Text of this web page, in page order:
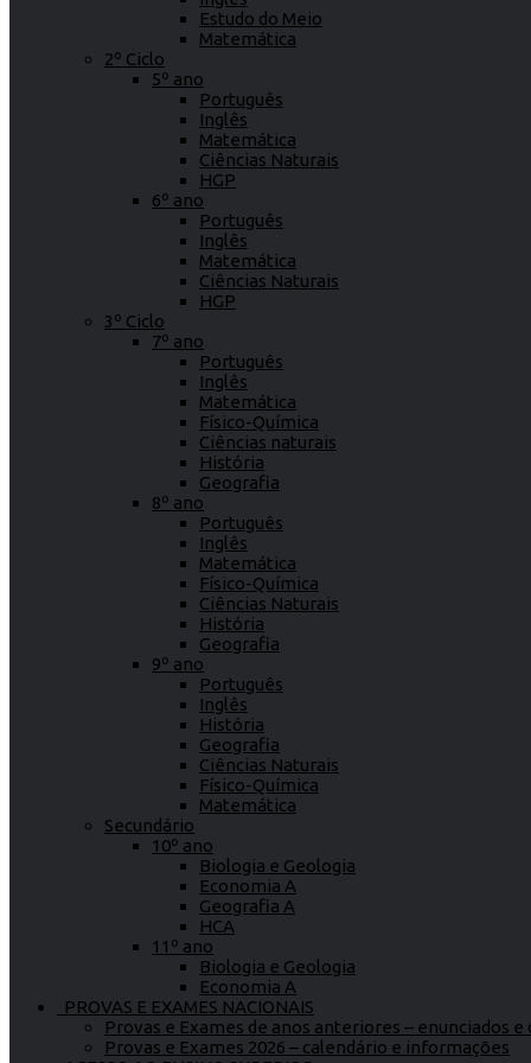
Estudo do Meio
Matemática
2º Ciclo
5º ano
Português
Inglês
Matemática
Ciências Naturais
HGP
6º ano
Português
Inglês
Matemática
Ciências Naturais
HGP
3º Ciclo
7º ano
Português
Inglês
Matemática
Físico-Química
Ciências naturais
História
Geografia
8º ano
Português
Inglês
Matemática
Físico-Química
Ciências Naturais
História
Geografia
9º ano
Português
Inglês
História
Geografia
Ciências Naturais
Físico-Química
Matemática
Secundário
10º ano
Biologia e Geologia
Economia A
Geografia A
HCA
11º ano
Biologia e Geologia
Economia A
PROVAS E EXAMES NACIONAIS
Provas e Exames de anos anteriores – enunciados
Provas e Exames 2026 – calendário e informações